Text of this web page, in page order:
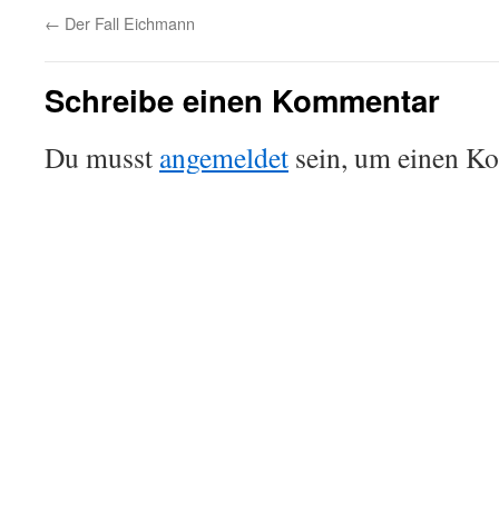
← Der Fall Eichmann
Schreibe einen Kommentar
Du musst angemeldet sein, um einen